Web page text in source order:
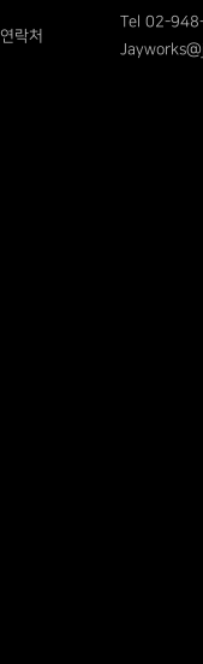
연락처
Tel 02-